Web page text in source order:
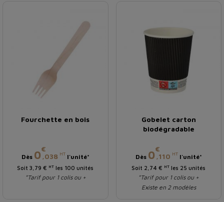
Fourchette en bois
Prix
Dès 0€
,038 HT l'unité*
Soit 3,79 € HT les 100 unités
*Tarif pour 1 colis ou +
Gobelet carton
biodégradable
Prix
Dès 0€
,110 HT l'unité*
Soit 2,74 € HT les 25 unités
*Tarif pour 1 colis ou +
Existe en 2 modèles